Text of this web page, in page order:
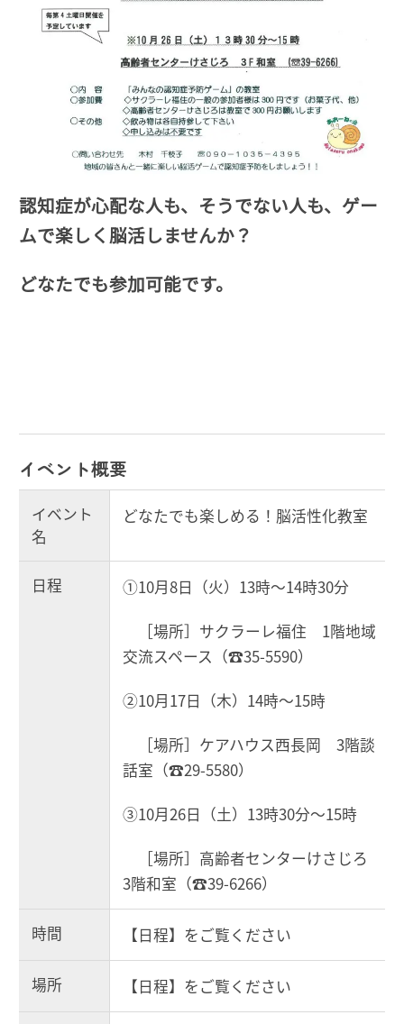
認知症が心配な人も、そうでない人も、ゲー
ムで楽しく脳活しませんか？
どなたでも参加可能です。
イベント概要
イベント
名
どなたでも楽しめる！脳活性化教室
日程 ①10月8日（火）13時～14時30分
［場所］サクラーレ福住 1階地域
交流スペース（☎35-5590）
②10月17日（木）14時～15時
［場所］ケアハウス西長岡 3階談
話室（☎29-5580）
③10月26日（土）13時30分～15時
［場所］高齢者センターけさじろ
3階和室（☎39-6266）
時間 【日程】をご覧ください
場所 【日程】をご覧ください